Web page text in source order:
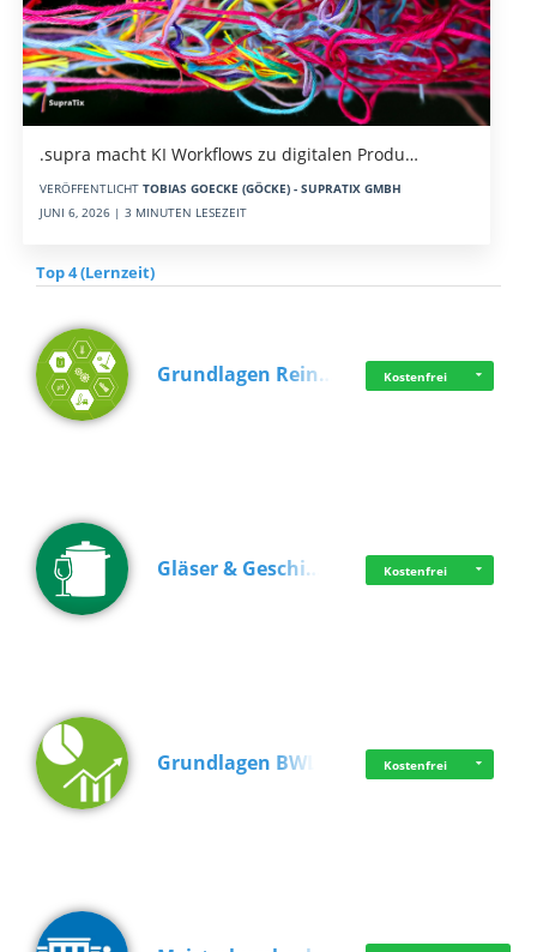
.supra macht KI Workflows zu digitalen Produ…
VERÖFFENTLICHT TOBIAS GOECKE (GÖCKE) - SUPRATIX GMBH
JUNI 6, 2026 | 3 MINUTEN LESEZEIT
Top 4 (Lernzeit)
Grundlagen Rein… Kostenfrei
Gläser & Geschi… Kostenfrei
Grundlagen BWL Kostenfrei